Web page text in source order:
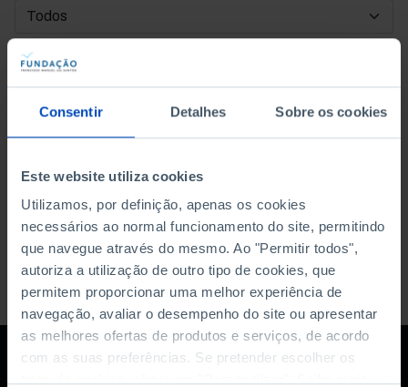
Consentir Detalhes Sobre os cookies
Este website utiliza cookies
Utilizamos, por definição, apenas os cookies
necessários ao normal funcionamento do site, permitindo
que navegue através do mesmo. Ao "Permitir todos",
autoriza a utilização de outro tipo de cookies, que
permitem proporcionar uma melhor experiência de
navegação, avaliar o desempenho do site ou apresentar
as melhores ofertas de produtos e serviços, de acordo
com as suas preferências. Se pretender escolher os
DATA DE INÍCIO
DATA DE FIM